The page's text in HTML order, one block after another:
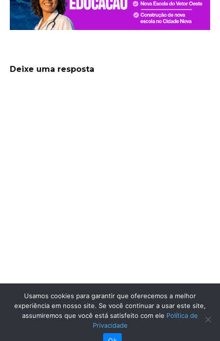
Deixe uma resposta
Usamos cookies para garantir que oferecemos a melhor
experiência em nosso site. Se você continuar a usar este site,
assumiremos que você está satisfeito com ele Política de
Privacidade